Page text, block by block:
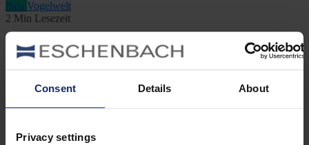
Consent Details About
Privacy settings
Vogelwelt
2 Min Lesezeit
Welche Vögel sind Baumbrüter?
April 13, 2023
3 Min Lesezeit